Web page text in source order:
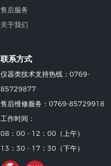
售后服务
关于我们
联系方式
仪器类技术支持热线：0769-
85729877
售后维修服务：0769-85729918
工作时间：
08：00 - 12：00（上午）
13：30 - 17：30（下午）